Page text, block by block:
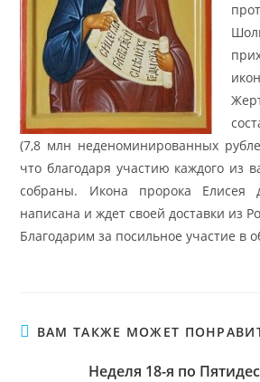
(7,8 млн неденоминированных
что благодаря участию каждого из
собраны. Икона пророка Елисея
написана и ждет своей доставки из
Благодарим за посильное участие в
ВАМ ТАКЖЕ МОЖЕТ
Неделя 18-я по